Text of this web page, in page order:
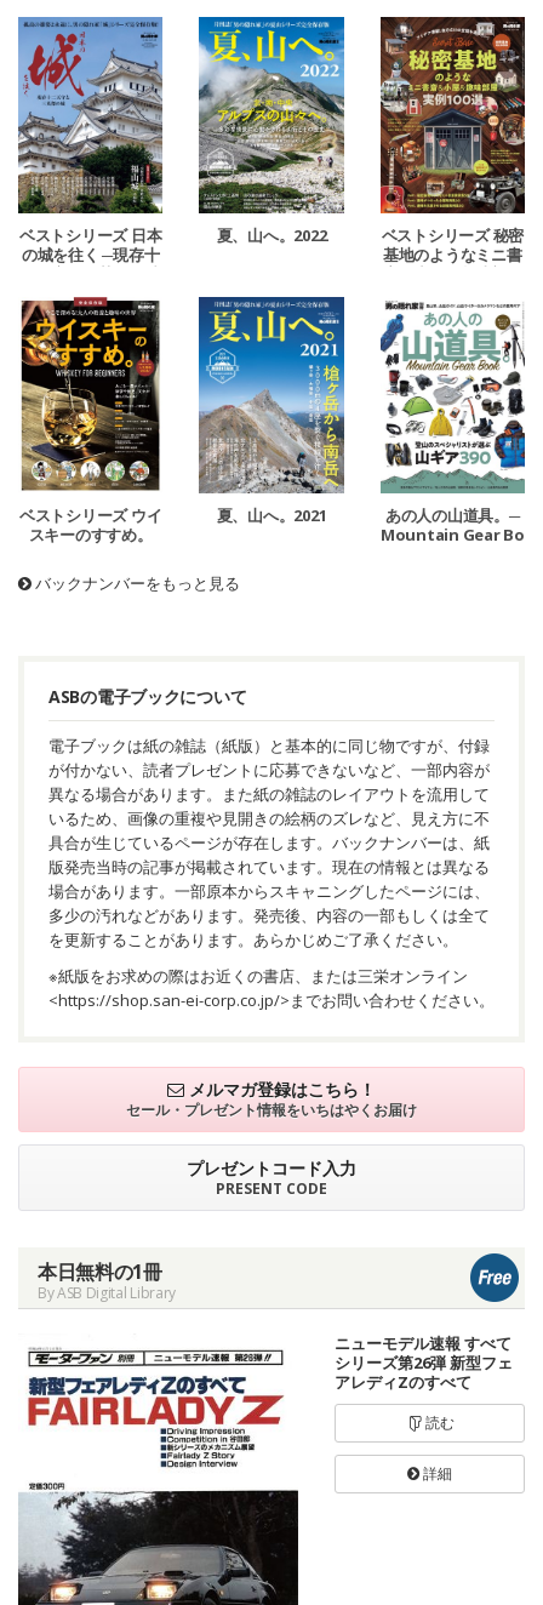
ベストシリーズ 日本
の城を往く ─現存十
二天守と三英傑の城
─
夏、山へ。2022
ベストシリーズ 秘密
基地のようなミニ書
斎＆小屋＆趣味部屋
ベストシリーズ ウイ
スキーのすすめ。
夏、山へ。2021
あの人の山道具。─
Mountain Gear Bo
バックナンバーをもっと見る
ASBの電子ブックについて
電子ブックは紙の雑誌（紙版）と基本的に同じ物ですが、付録
が付かない、読者プレゼントに応募できないなど、一部内容が
異なる場合があります。また紙の雑誌のレイアウトを流用して
いるため、画像の重複や見開きの絵柄のズレなど、見え方に不
具合が生じているページが存在します。バックナンバーは、紙
版発売当時の記事が掲載されています。現在の情報とは異なる
場合があります。一部原本からスキャニングしたページには、
多少の汚れなどがあります。発売後、内容の一部もしくは全て
を更新することがあります。あらかじめご了承ください。
※紙版をお求めの際はお近くの書店、または三栄オンライン
<https://shop.san-ei-corp.co.jp/>までお問い合わせください。
メルマガ登録はこちら！
セール・プレゼント情報をいちはやくお届け
プレゼントコード入力
PRESENT CODE
本日無料の1冊
By ASB Digital Library
ニューモデル速報 すべて
シリーズ第26弾 新型フェ
アレディZのすべて
読む
詳細